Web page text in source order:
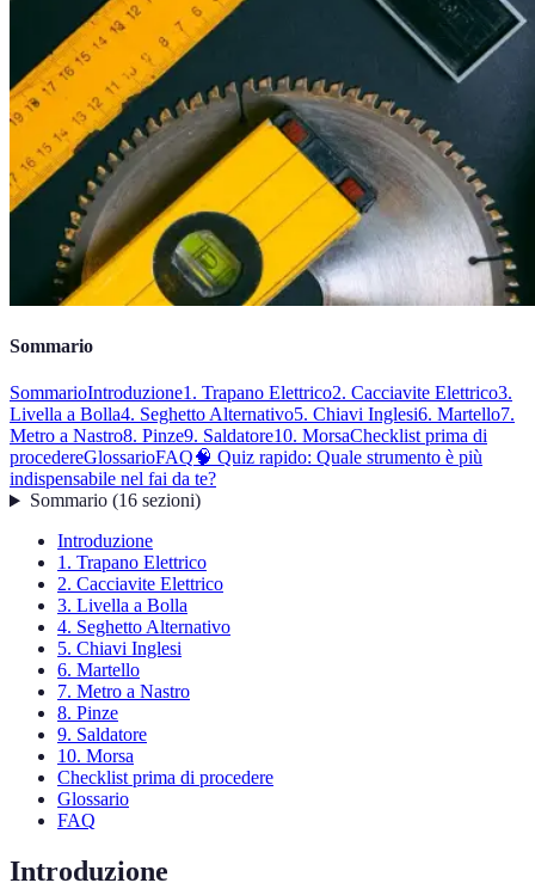
Sommario
SommarioIntroduzione1. Trapano Elettrico2. Cacciavite Elettrico3.
Livella a Bolla4. Seghetto Alternativo5. Chiavi Inglesi6. Martello7.
Metro a Nastro8. Pinze9. Saldatore10. MorsaChecklist prima di
procedereGlossarioFAQ🧠 Quiz rapido: Quale strumento è più
indispensabile nel fai da te?
Sommario(16 sezioni)
Introduzione
1. Trapano Elettrico
2. Cacciavite Elettrico
3. Livella a Bolla
4. Seghetto Alternativo
5. Chiavi Inglesi
6. Martello
7. Metro a Nastro
8. Pinze
9. Saldatore
10. Morsa
Checklist prima di procedere
Glossario
FAQ
Introduzione